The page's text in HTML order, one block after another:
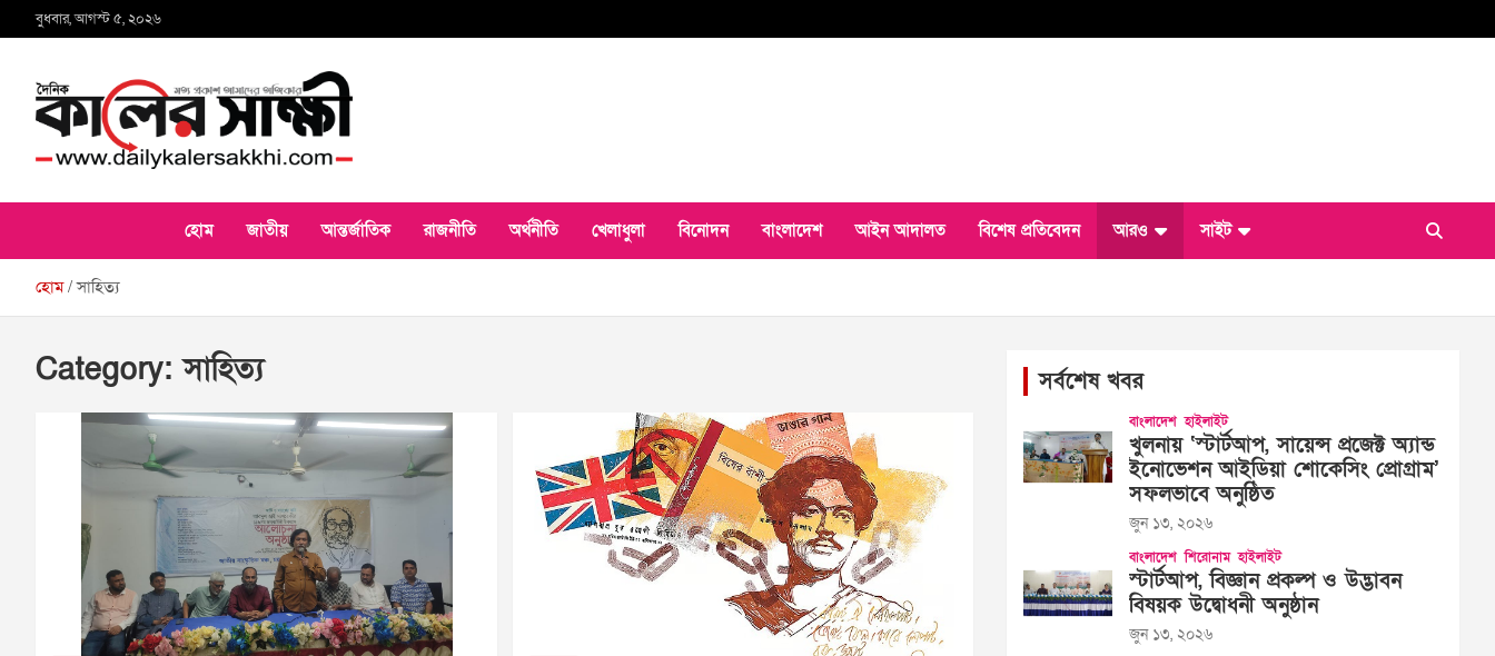
to
বুধবার, আগস্ট ৫, ২০২৬
কালের সাক্ষী
হোম জাতীয় আন্তর্জাতিক রাজনীতি অর্থনীতি খেলাধুলা বিনোদন বাংলাদেশ আইন আদালত বিশেষ প্রতিবেদন আরও সাইট
হোম সাহিত্য
Category:সাহিত্য সর্বশেষ খবর
বাংলাদেশ হাইলাইট
খুলনায় ‘স্টার্টআপ, সায়েন্স প্রজেক্ট অ্যান্ড
ইনোভেশন আইডিয়া শোকেসিং প্রোগ্রাম’
সফলভাবে অনুষ্ঠিত
জুন ১৩, ২০২৬
বাংলাদেশ শিরোনাম হাইলাইট
স্টার্টআপ, বিজ্ঞান প্রকল্প ও উদ্ভাবন
বিষয়ক উদ্বোধনী অনুষ্ঠান
জুন ১৩, ২০২৬